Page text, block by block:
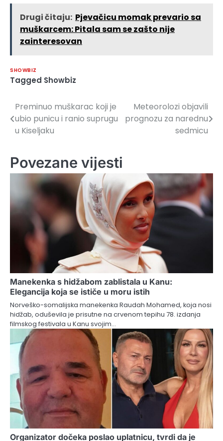
Drugi čitaju: Pjevačicu momak prevario sa
muškarcem: Pitala sam se zašto nije
zainteresovan
SHOWBIZ
Tagged Showbiz
Navigacija
članaka
Preminuo muškarac koji je
ubio punicu i ranio suprugu
u Kiseljaku
Meteorolozi objavili
prognozu za narednu
sedmicu
Povezane vijesti
Manekenka s hidžabom zablistala u Kanu:
Elegancija koja se ističe u moru istih
Norveško-somalijska manekenka Raudah Mohamed, koja nosi
hidžab, oduševila je prisutne na crvenom tepihu 78. izdanja
filmskog festivala u Kanu svojim…
Organizator dočeka poslao uplatnicu, tvrdi da je